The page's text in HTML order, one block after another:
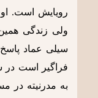
رویایش است.
ولی زندگی
سیلی عماد
فراگیر است در
به مدرنیته در